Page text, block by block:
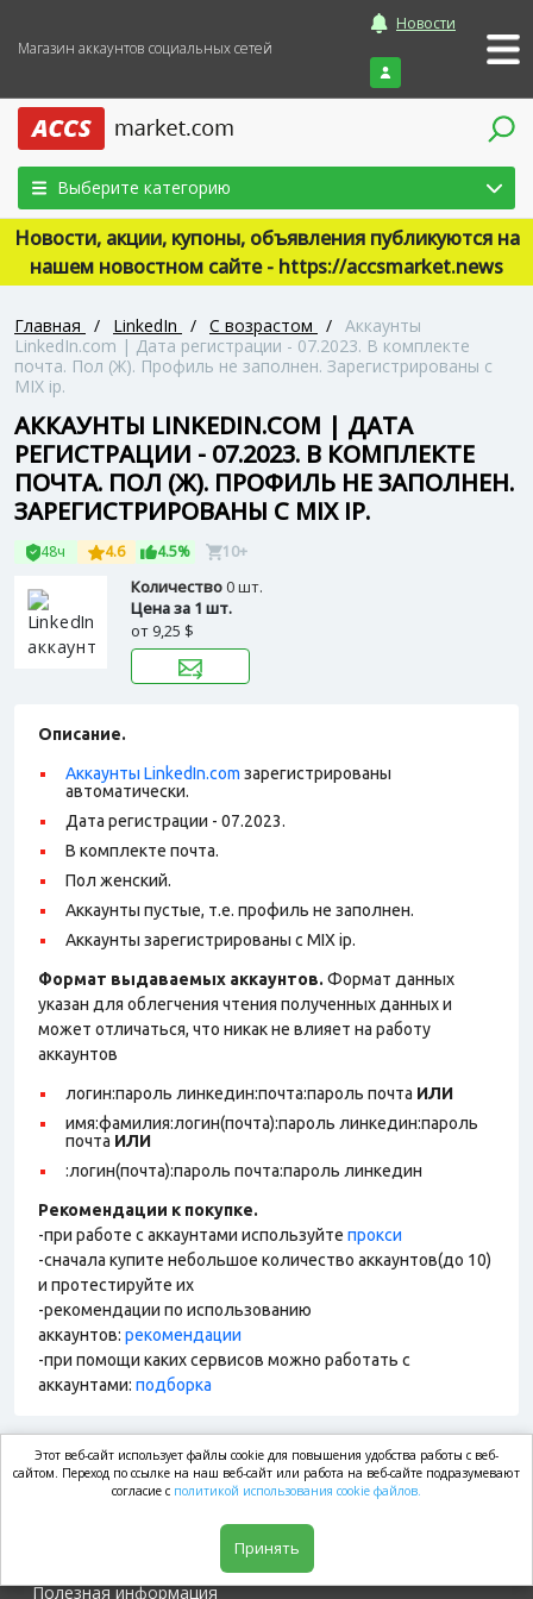
Магазин аккаунтов социальных сетей
Новости
Войти
Выберите категорию
Новости, акции, купоны, объявления публикуются на
нашем новостном сайте - https://accsmarket.news
Главная / LinkedIn / С возрастом / Аккаунты
LinkedIn.com | Дата регистрации - 07.2023. В комплекте
почта. Пол (Ж). Профиль не заполнен. Зарегистрированы с
MIX ip.
АККАУНТЫ LINKEDIN.COM | ДАТА
РЕГИСТРАЦИИ - 07.2023. В КОМПЛЕКТЕ
ПОЧТА. ПОЛ (Ж). ПРОФИЛЬ НЕ ЗАПОЛНЕН.
ЗАРЕГИСТРИРОВАНЫ С MIX IP.
48ч 4.6 4.5% 10+
Количество0 шт.
Цена за 1 шт.
от 9,25 $
Описание.
Аккаунты LinkedIn.com зарегистрированы
автоматически.
Дата регистрации - 07.2023.
В комплекте почта.
Пол женский.
Аккаунты пустые, т.е. профиль не заполнен.
Аккаунты зарегистрированы с MIX ip.
Формат выдаваемых аккаунтов. Формат данных
указан для облегчения чтения полученных данных и
может отличаться, что никак не влияет на работу
аккаунтов
логин:пароль линкедин:почта:пароль почта ИЛИ
имя:фамилия:логин(почта):пароль линкедин:пароль
почта ИЛИ
:логин(почта):пароль почта:пароль линкедин
Рекомендации к покупке.
-при работе с аккаунтами используйте прокси
-сначала купите небольшое количество аккаунтов(до 10)
и протестируйте их
-рекомендации по использованию
аккаунтов: рекомендации
-при помощи каких сервисов можно работать с
аккаунтами: подборка
market.com
Полезная информация
Этот веб-сайт использует файлы cookie для повышения удобства работы с веб-
сайтом. Переход по ссылке на наш веб-сайт или работа на веб-сайте подразумевают
согласие с политикой использования cookie файлов.
Принять